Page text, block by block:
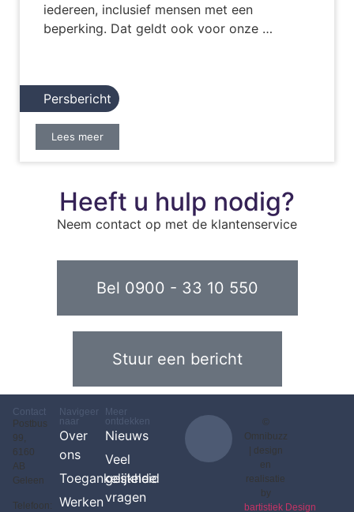
iedereen, inclusief mensen met een
beperking. Dat geldt ook voor onze …
Persbericht
Lees meer
Heeft u hulp nodig?
Neem contact op met de klantenservice
Bel 0900 - 33 10 550
Stuur een bericht
Contact
Postbus
99,
6160
AB
Geleen
Telefoon:
Navigeer
naar
Over
ons
Toegankelijkheid
Werken
Meer
ontdekken
Nieuws
Veel
gestelde
vragen
©
Omnibuzz
design
en
realisatie
by
bartistiek Design